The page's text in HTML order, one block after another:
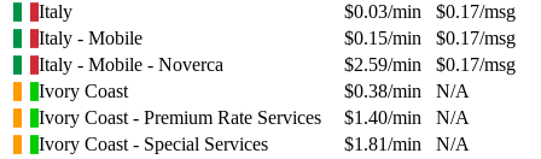
Italy
$0.03/min $0.17/msg
Italy - Mobile
$0.15/min $0.17/msg
Italy - Mobile - Noverca
$2.59/min $0.17/msg
Ivory Coast
$0.38/min
N/A
Ivory Coast - Premium Rate Services
$1.40/min
N/A
Ivory Coast - Special Services
$1.81/min
N/A